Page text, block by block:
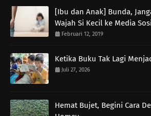
[Ibu dan Anak] Bunda,
Wajah Si Kecil ke Media
Februari 12, 2019
Ketika Buku Tak Lagi
Juli 27, 2026
Hemat Bujet, Begini Cara